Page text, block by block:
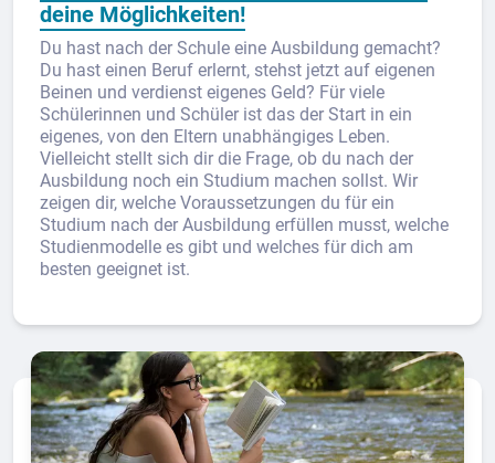
deine Möglichkeiten!
Du hast nach der Schule eine Ausbildung gemacht?
Du hast einen Beruf erlernt, stehst jetzt auf eigenen
Beinen und verdienst eigenes Geld? Für viele
Schülerinnen und Schüler ist das der Start in ein
eigenes, von den Eltern unabhängiges Leben.
Vielleicht stellt sich dir die Frage, ob du nach der
Ausbildung noch ein Studium machen sollst. Wir
zeigen dir, welche Voraussetzungen du für ein
Studium nach der Ausbildung erfüllen musst, welche
Studienmodelle es gibt und welches für dich am
besten geeignet ist.